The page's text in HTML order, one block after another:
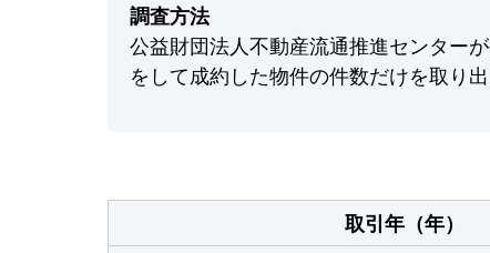
調査方法
公益財団法人不動産流通推進センター
をして成約した物件の件数だけを取り
取引年（年）